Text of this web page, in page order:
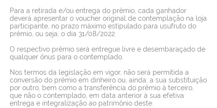
Para a retirada e/ou entrega do prêmio, cada ganhador
deverá apresentar o voucher original de contemplação na loja
participante, no prazo máximo estipulado para usufruto do
prêmio, ou seja, o dia 31/08/2022.
O respectivo prêmio será entregue livre e desembaraçado de
qualquer ônus para o contemplado.
Nos termos da legislação em vigor, não será permitida a
conversão do prêmio em dinheiro ou, ainda, a sua substituição
por outro, bem como a transferência do prêmio à terceiro,
que não o contemplado, em data anterior à sua efetiva
entrega e integralização ao patrimônio deste.